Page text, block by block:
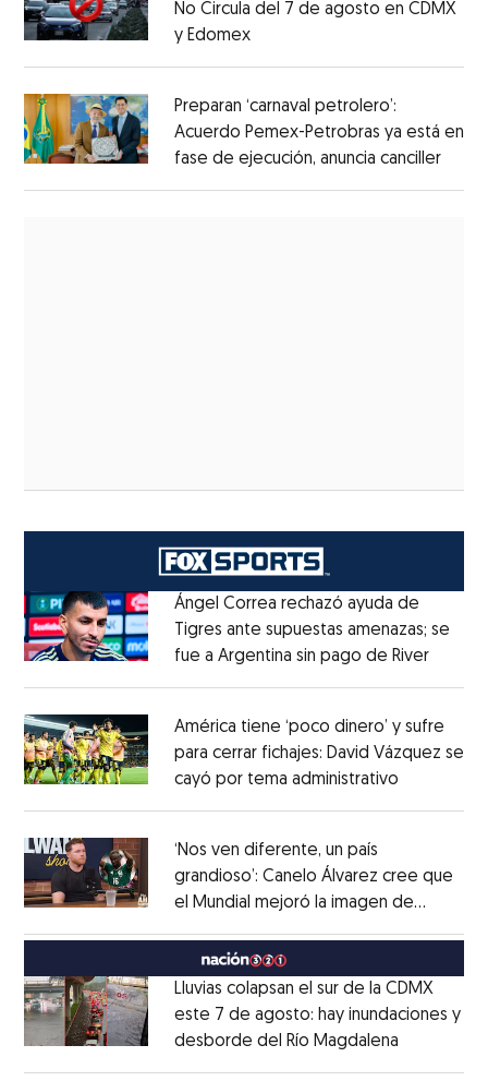
No Circula del 7 de agosto en CDMX
y Edomex
Preparan ‘carnaval petrolero’:
Acuerdo Pemex-Petrobras ya está en
fase de ejecución, anuncia canciller
Ángel Correa rechazó ayuda de
Tigres ante supuestas amenazas; se
fue a Argentina sin pago de RiverOpens
América tiene ‘poco dinero’ y sufre
para cerrar fichajes: David Vázquez se
cayó por tema administrativo
‘Nos ven diferente, un país
grandioso’: Canelo Álvarez cree que
el Mundial mejoró la imagen de
MéxicoOpens in new window
Lluvias colapsan el sur de la CDMX
este 7 de agosto: hay inundaciones y
desborde del Río Magdalena